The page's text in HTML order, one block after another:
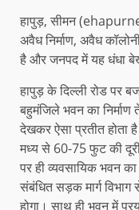
हापुड़, सीमन
अवैध निर्माण, अवैध
है और जनपद में यह धंधा
हापुड़ के दिल्ली रोड पर
बहुमंजिले भवन का निर्माण
देखकर ऐसा प्रतीत होता
मध्य से 60-75 फुट की
पर ही व्यवसायिक भवन
संबंधित सड़क मार्ग
होगा। साथ ही भवन में